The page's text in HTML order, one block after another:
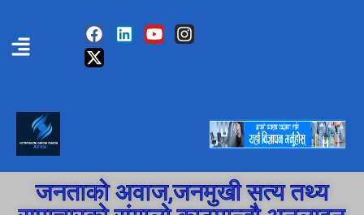
जनताको अवाज,जनमुखी सत्य तथ्य